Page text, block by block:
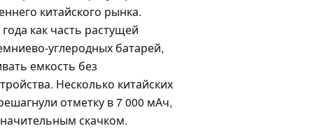
китайского рынка.
как часть растущей
углеродных батарей,
емкость без
Несколько китайских
отметку в 7 000 мАч,
скачком.